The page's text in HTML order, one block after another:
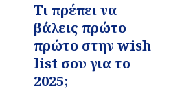
Τι πρέπει να
βάλεις πρώτο
πρώτο στην wish
list σου για το
2025;